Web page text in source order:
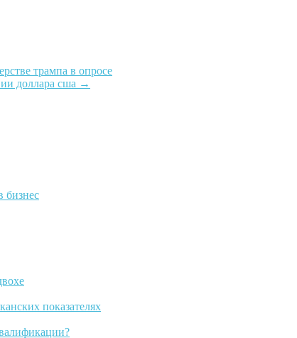
трампа в опросе
доллара сша →
бизнес
показателях